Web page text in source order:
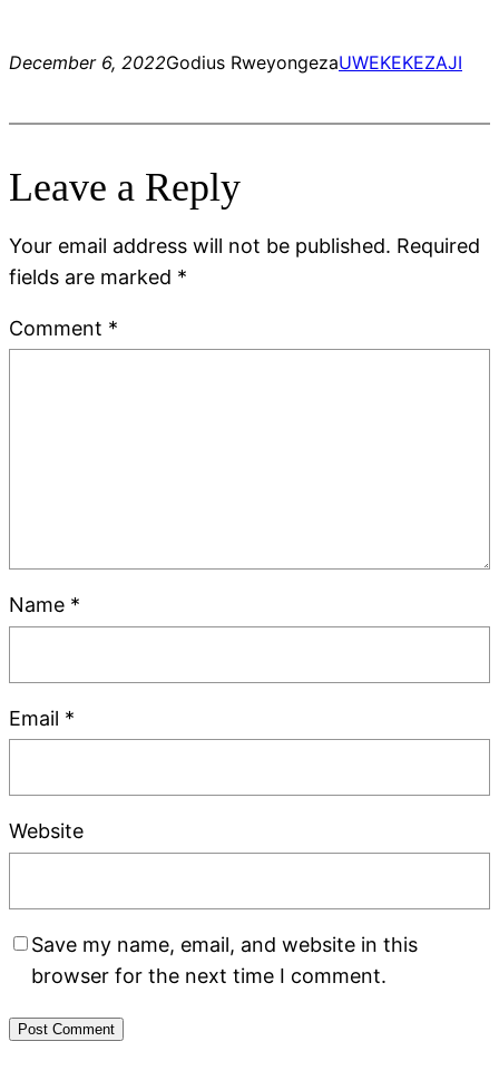
December 6, 2022Godius RweyongezaUWEKEKEZAJI
Leave a Reply
Your email address will not be published. Required
fields are marked *
Comment *
Name *
Email *
Website
Save my name, email, and website in this
browser for the next time I comment.